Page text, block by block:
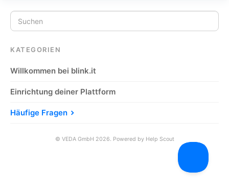
KATEGORIEN
Willkommen bei blink.it
Einrichtung deiner Plattform
Häufige Fragen
© VEDA GmbH 2026. Powered by Help Scout